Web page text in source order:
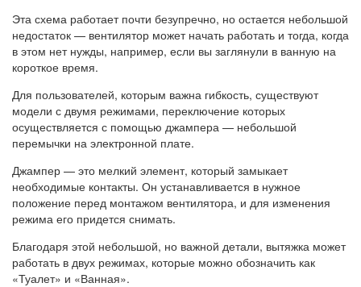
Эта схема работает почти безупречно, но остается небольшой
недостаток — вентилятор может начать работать и тогда, когда
в этом нет нужды, например, если вы заглянули в ванную на
короткое время.
Для пользователей, которым важна гибкость, существуют
модели с двумя режимами, переключение которых
осуществляется с помощью джампера — небольшой
перемычки на электронной плате.
Джампер — это мелкий элемент, который замыкает
необходимые контакты. Он устанавливается в нужное
положение перед монтажом вентилятора, и для изменения
режима его придется снимать.
Благодаря этой небольшой, но важной детали, вытяжка может
работать в двух режимах, которые можно обозначить как
«Туалет» и «Ванная».